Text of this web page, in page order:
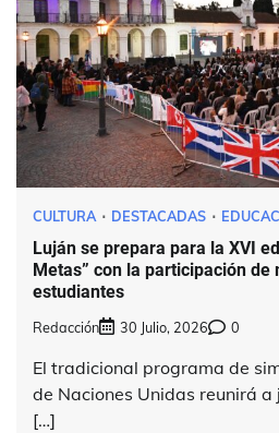
CULTURA DESTACADAS
Luján se prepara para la XVI
Metas” con la participación de
estudiantes
Redacción 30 Julio, 2026 0
El tradicional programa de
de Naciones Unidas reunirá
[…]